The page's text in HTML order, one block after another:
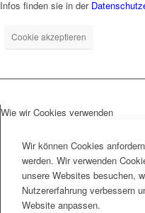
Infos finden sie in der
Cookie akzeptieren
Wie wir Cookies verwenden
Wir können Cookies
werden. Wir verwenden
unsere Websites besuchen,
Nutzererfahrung verbessern
Website anpassen.